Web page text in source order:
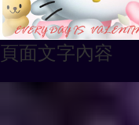
頁面文字內容